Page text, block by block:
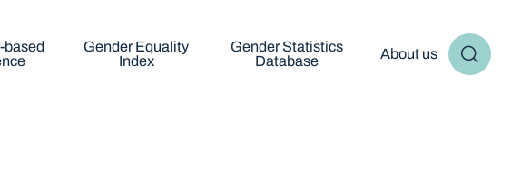
based
Gender Equality
Index
Gender Statistics
Database
About us